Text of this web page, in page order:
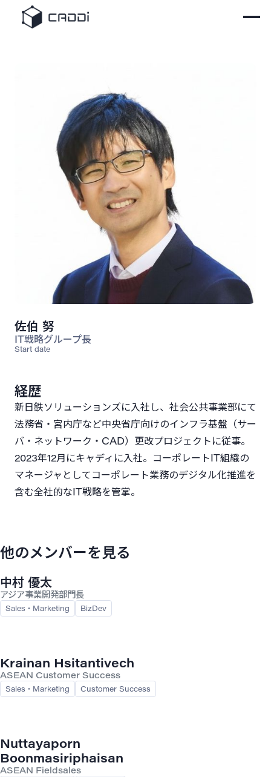
佐伯 努
IT戦略グループ長
Start date
経歴
新日鉄ソリューションズに入社し、社会公共事業部にて
法務省・宮内庁など中央省庁向けのインフラ基盤（サー
バ・ネットワーク・CAD）更改プロジェクトに従事。
2023年12月にキャディに入社。コーポレートIT組織の
マネージャとしてコーポレート業務のデジタル化推進を
含む全社的なIT戦略を管掌。
他のメンバーを見る
中村 優太
アジア事業開発部門長
Sales・Marketing BizDev
Krainan Hsitantivech
ASEAN Customer Success
Sales・Marketing Customer Success
Nuttayaporn
Boonmasiriphaisan
ASEAN Fieldsales